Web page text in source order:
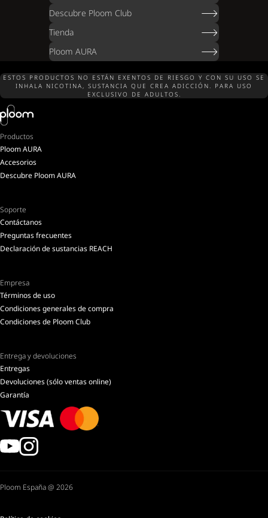
Descubre Ploom Club
Tienda
Ploom AURA
ESTOS PRODUCTOS NO ESTÁN EXENTOS DE RIESGO Y CON SU USO SE
INHALA NICOTINA, SUSTANCIA QUE CREA ADICCIÓN. PARA USO
EXCLUSIVO DE ADULTOS.
Productos
Ploom AURA
Accesorios
Descubre Ploom AURA
Soporte
Contáctanos
Preguntas frecuentes
Declaración de sustancias REACH
Empresa
Términos de uso
Condiciones generales de compra
Condiciones de Ploom Club
Entrega y devoluciones
Entregas
Devoluciones (sólo ventas online)
Garantía
Ploom España @ 2026